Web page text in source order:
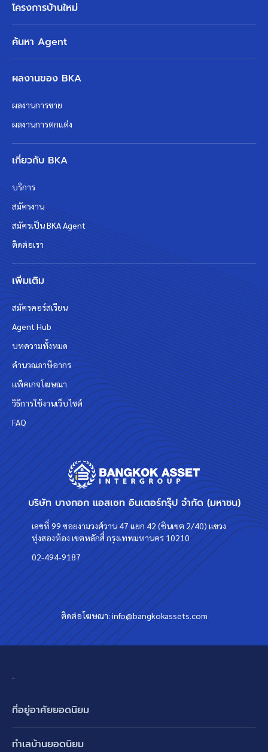
บริษัท บางกอก แอสเซท อินเตอร์กรุ๊ป จำกัด (มหาชน)
เลขที่ 99 ซอยงามวงศ์วาน 47 แยก 42 (ชินเขต 2/40) แขวง
ทุ่งสองห้อง เขตหลักสี่ กรุงเทพมหานคร 10210
02-494-9187
ติดต่อโฆษณา:info@bangkokassets.com
โครงการบ้านใหม่
ค้นหา Agent
ผลงานของ BKA
ผลงานการขาย
ผลงานการตกแต่ง
เกี่ยวกับ BKA
บริการ
สมัครงาน
สมัครเป็น BKA Agent
ติดต่อเรา
เพิ่มเติม
สมัครคอร์สเรียน
Agent Hub
บทความทั้งหมด
คำนวณภาษีอากร
แพ็คเกจโฆษณา
วิธีการใช้งานเว็บไซต์
FAQ
-
ที่อยู่อาศัยยอดนิยม
ทำเลบ้านยอดนิยม